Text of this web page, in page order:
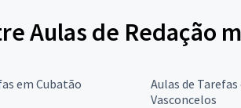
Aulas de Redação
em Cubatão
Aulas de
Vasconcelos